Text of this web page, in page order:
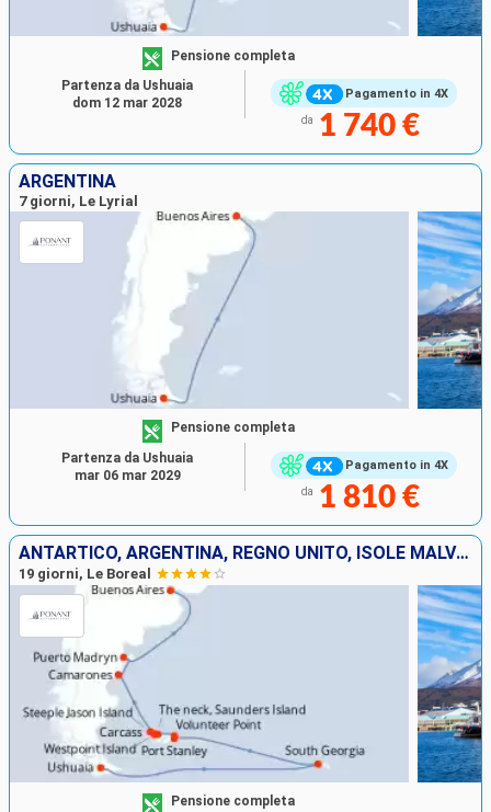
Pagamento in 4X
Pensione completa
da 1 740 €
Partenza da Ushuaia
dom 12 mar 2028
ARGENTINA
7 giorni, Le Lyrial
Pagamento in 4X
Pensione completa
da 1 810 €
Partenza da Ushuaia
mar 06 mar 2029
ANTARTICO, ARGENTINA, REGNO UNITO, ISOLE MALVINE
19 giorni, Le Boreal
Pensione completa